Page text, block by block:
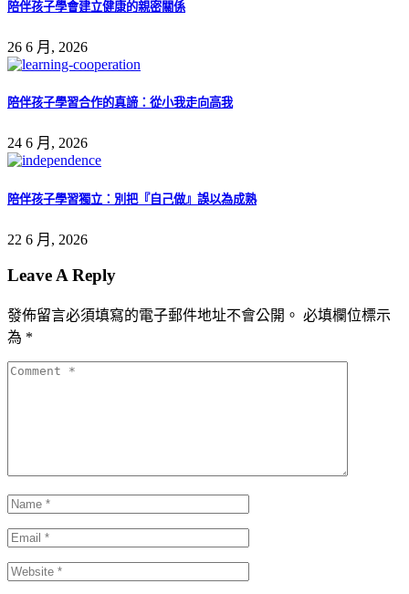
陪伴孩子學會建立健康的親密關係
26 6 月, 2026
陪伴孩子學習合作的真諦：從小我走向高我
24 6 月, 2026
陪伴孩子學習獨立：別把『自己做』誤以為成熟
22 6 月, 2026
Leave A Reply
發佈留言必須填寫的電子郵件地址不會公開。 必填欄位標示
為 *